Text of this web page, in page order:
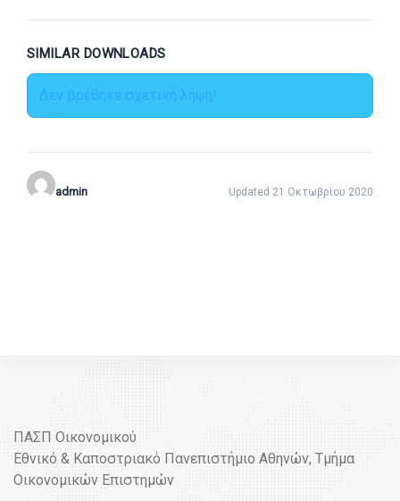
SIMILAR DOWNLOADS
Δεν βρέθηκε σχετική λήψη!
admin Updated 21 Οκτωβρίου 2020
ΠΑΣΠ Οικονομικού
Εθνικό & Καποστριακό Πανεπιστήμιο Αθηνών, Τμήμα
Οικονομικών Επιστημών